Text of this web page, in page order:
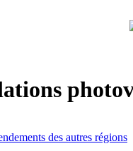
des autres régions